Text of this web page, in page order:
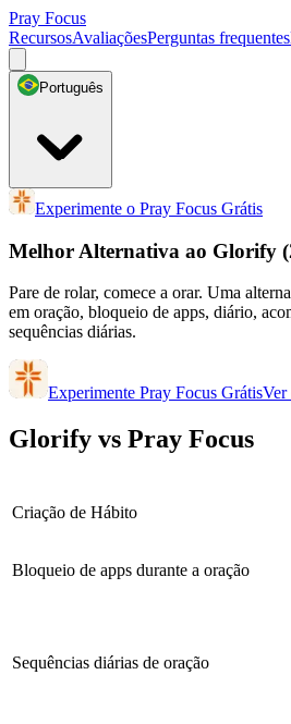
Pray Focus
RecursosAvaliaçõesPerguntas frequentes
Português
Experimente o Pray Focus Grátis
Melhor Alternativa ao Glorify
Pare de rolar, comece a orar. Uma
em oração, bloqueio de apps, diário,
sequências diárias.
Experimente Pray Focus GrátisVer
Glorify vs Pray Focus
Criação de Hábito
Bloqueio de apps durante a oração
Sequências diárias de oração